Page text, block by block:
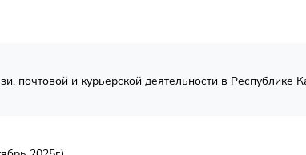
почтовой и курьерской деятельности в Республике